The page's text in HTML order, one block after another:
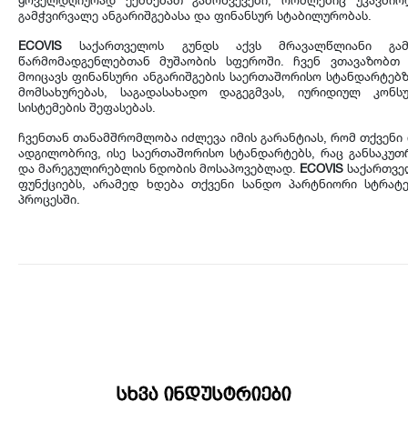
გამჭვირვალე ანგარიშგებასა და ფინანსურ სტაბილურობას
ECOVIS საქართველოს გუნდს აქვს მრავალწლიანი
წარმომადგენლებთან
მუშაობის სფეროში.ჩვენ
ვთავაზობთ
მოიცავს ფინანსური ანგარიშგების საერთაშორისო
მომსახურებას
საგადასახადო დაგეგმვას ,იურიდიულ
სისტემების შეფასებას
ჩვენთან თანამშრომლობა იძლევა იმის გარანტიას,რომ თქვენი
ადგილობრივ ,ისე საერთაშორისო სტანდარტებს,რაც
და მარეგულირებლის ნდობის მოსაპოვებლად ECOVIS
ფუნქციებს ,არამედ ხდება თქვენი სანდო პარტნიორი
პროცესში
სხვა ინდუსტრიები